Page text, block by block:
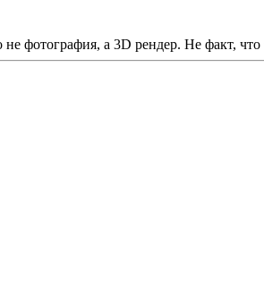
фотография, а 3D рендер. Не факт, что